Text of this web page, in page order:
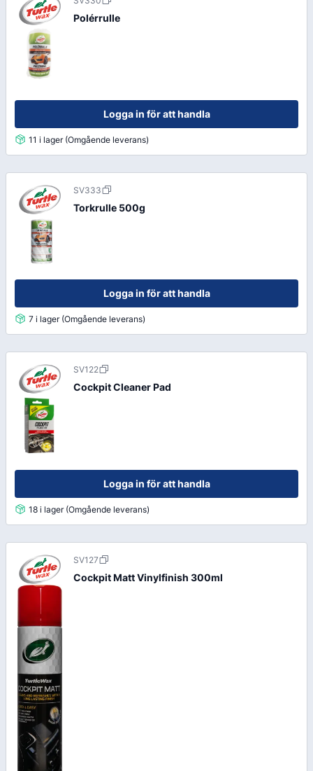
Polérrulle
Logga in för att handla
11 i lager (Omgående leverans)
SV333
Torkrulle 500g
Logga in för att handla
7 i lager (Omgående leverans)
SV122
Cockpit Cleaner Pad
Logga in för att handla
18 i lager (Omgående leverans)
SV127
Cockpit Matt Vinylfinish 300ml